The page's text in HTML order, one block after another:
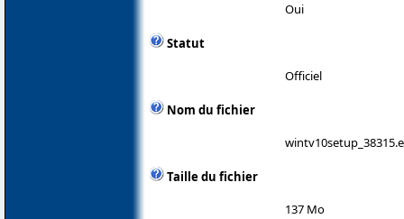
Oui
Statut
Officiel
Nom du fichier
Taille du fichier
137 Mo